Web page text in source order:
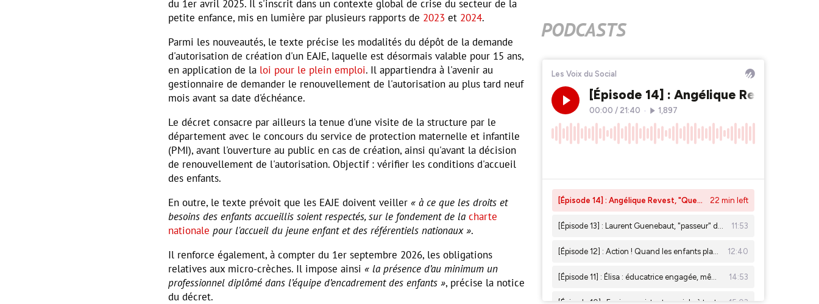
du 1er avril 2025. Il s'inscrit dans un contexte global de crise du secteur de la
petite enfance, mis en lumière par plusieurs rapports de 2023 et 2024.
Parmi les nouveautés, le texte précise les modalités du dépôt de la demande
d'autorisation de création d'un EAJE, laquelle est désormais valable pour 15 ans,
en application de la loi pour le plein emploi. Il appartiendra à l'avenir au
gestionnaire de demander le renouvellement de l'autorisation au plus tard neuf
mois avant sa date d'échéance.
Le décret consacre par ailleurs la tenue d'une visite de la structure par le
département avec le concours du service de protection maternelle et infantile
(PMI), avant l'ouverture au public en cas de création, ainsi qu'avant la décision
de renouvellement de l'autorisation. Objectif : vérifier les conditions d'accueil
des enfants.
En outre, le texte prévoit que les EAJE doivent veiller « à ce que les droits et
besoins des enfants accueillis soient respectés, sur le fondement de la charte
nationale pour l'accueil du jeune enfant et des référentiels nationaux ».
Il renforce également, à compter du 1er septembre 2026, les obligations
relatives aux micro-crèches. Il impose ainsi « la présence d’au minimum un
professionnel diplômé dans l’équipe d’encadrement des enfants », précise la notice
du décret.
PODCASTS